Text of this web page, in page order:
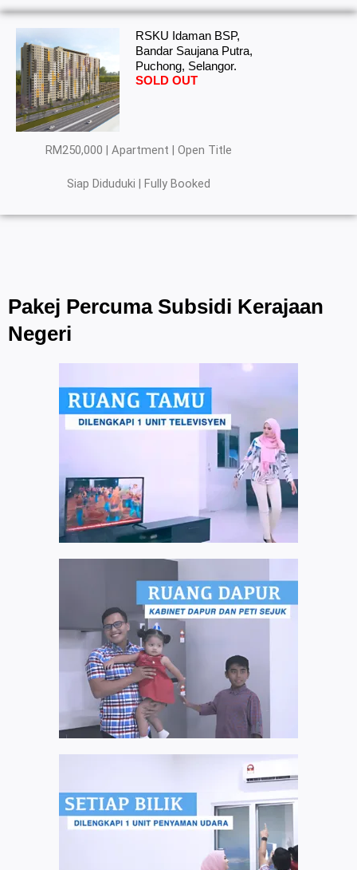
RSKU Idaman BSP,
Bandar Saujana Putra,
Puchong, Selangor.
SOLD OUT
RM250,000 | Apartment | Open Title
Siap Diduduki | Fully Booked
Pakej Percuma Subsidi Kerajaan
Negeri